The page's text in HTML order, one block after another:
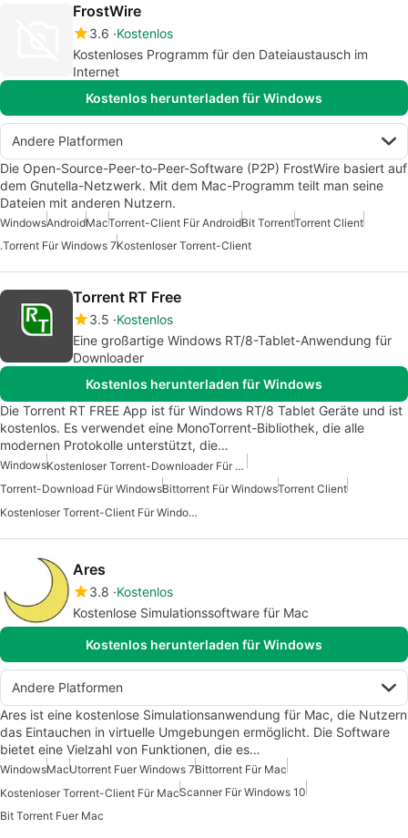
FrostWire
3.6 Kostenlos
Kostenloses Programm für den Dateiaustausch im
Internet
Kostenlos herunterladen für Windows
Andere Platformen
Die Open-Source-Peer-to-Peer-Software (P2P) FrostWire basiert auf
dem Gnutella-Netzwerk. Mit dem Mac-Programm teilt man seine
Dateien mit anderen Nutzern.
WindowsAndroidMacTorrent-Client Für AndroidBit TorrentTorrent Client
.Torrent Für Windows 7Kostenloser Torrent-Client
Torrent RT Free
3.5 Kostenlos
Eine großartige Windows RT/8-Tablet-Anwendung für
Downloader
Kostenlos herunterladen für Windows
Die Torrent RT FREE App ist für Windows RT/8 Tablet Geräte und ist
kostenlos. Es verwendet eine MonoTorrent-Bibliothek, die alle
modernen Protokolle unterstützt, die…
Windows
Kostenloser Torrent-Downloader Für Windows
Torrent-Download Für WindowsBittorrent Für WindowsTorrent Client
Kostenloser Torrent-Client Für Windows
Ares
3.8 Kostenlos
Kostenlose Simulationssoftware für Mac
Kostenlos herunterladen für Windows
Andere Platformen
Ares ist eine kostenlose Simulationsanwendung für Mac, die Nutzern
das Eintauchen in virtuelle Umgebungen ermöglicht. Die Software
bietet eine Vielzahl von Funktionen, die es…
WindowsMacUtorrent Fuer Windows 7Bittorrent Für Mac
Kostenloser Torrent-Client Für MacScanner Für Windows 10
Bit Torrent Fuer Mac